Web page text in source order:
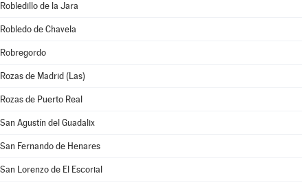
Robledillo de la Jara
Robledo de Chavela
Robregordo
Rozas de Madrid (Las)
Rozas de Puerto Real
San Agustín del Guadalix
San Fernando de Henares
San Lorenzo de El Escorial